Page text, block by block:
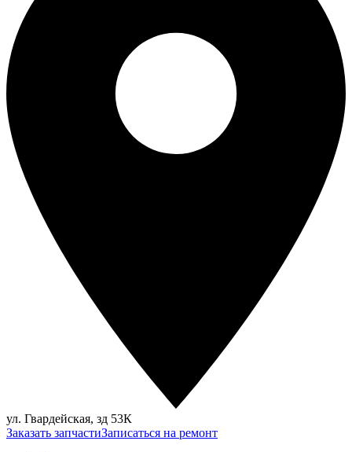
ул. Гвардейская, зд 53К
Заказать запчастиЗаписаться на ремонт